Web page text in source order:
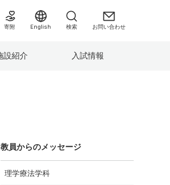
設紹介 入試情報
寄附 English お問い合わせ
検索
月5日
教員からのメッセージ
理学療法学科